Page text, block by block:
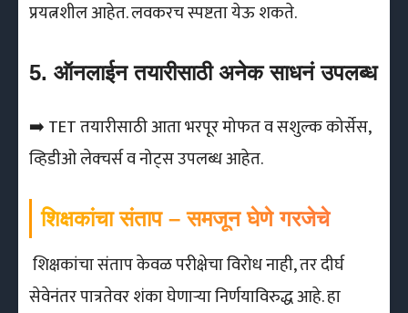
प्रयत्नशील आहेत. लवकरच स्पष्टता येऊ शकते.
5. ऑनलाईन तयारीसाठी अनेक साधनं उपलब्ध
➡️ TET तयारीसाठी आता भरपूर मोफत व सशुल्क कोर्सेस,
व्हिडीओ लेक्चर्स व नोट्स उपलब्ध आहेत.
शिक्षकांचा संताप – समजून घेणे गरजेचे
शिक्षकांचा संताप केवळ परीक्षेचा विरोध नाही, तर दीर्घ
सेवेनंतर पात्रतेवर शंका घेणाऱ्या निर्णयाविरुद्ध आहे. हा